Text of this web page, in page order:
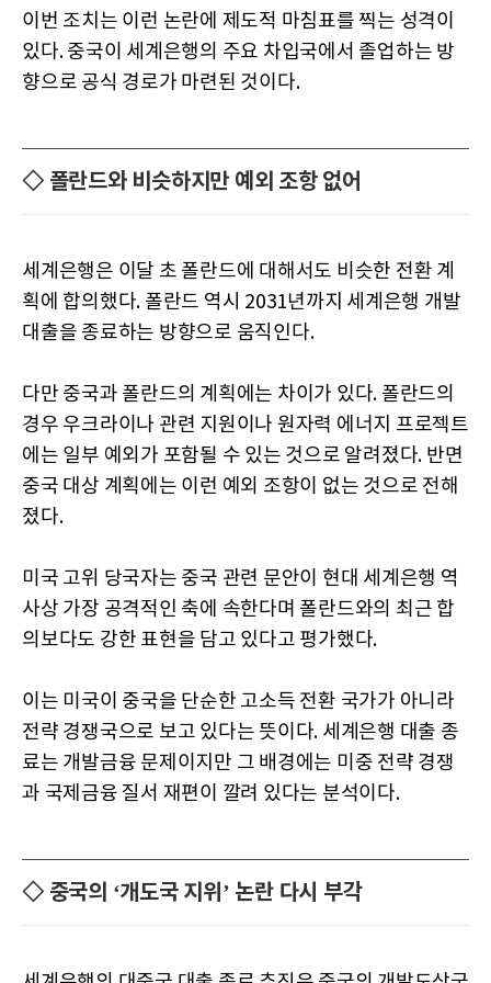
이번 조치는 이런 논란에 제도적 마침표를 찍는 성격이
있다. 중국이 세계은행의 주요 차입국에서 졸업하는 방
향으로 공식 경로가 마련된 것이다.
◇ 폴란드와 비슷하지만 예외 조항 없어
세계은행은 이달 초 폴란드에 대해서도 비슷한 전환 계
획에 합의했다. 폴란드 역시 2031년까지 세계은행 개발
대출을 종료하는 방향으로 움직인다.
다만 중국과 폴란드의 계획에는 차이가 있다. 폴란드의
경우 우크라이나 관련 지원이나 원자력 에너지 프로젝트
에는 일부 예외가 포함될 수 있는 것으로 알려졌다. 반면
중국 대상 계획에는 이런 예외 조항이 없는 것으로 전해
졌다.
미국 고위 당국자는 중국 관련 문안이 현대 세계은행 역
사상 가장 공격적인 축에 속한다며 폴란드와의 최근 합
의보다도 강한 표현을 담고 있다고 평가했다.
이는 미국이 중국을 단순한 고소득 전환 국가가 아니라
전략 경쟁국으로 보고 있다는 뜻이다. 세계은행 대출 종
료는 개발금융 문제이지만 그 배경에는 미중 전략 경쟁
과 국제금융 질서 재편이 깔려 있다는 분석이다.
◇ 중국의 ‘개도국 지위’ 논란 다시 부각